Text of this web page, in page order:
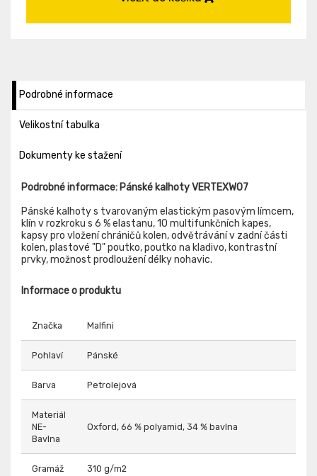
Podrobné informace
Velikostní tabulka
Dokumenty ke stažení
Podrobné informace: Pánské kalhoty VERTEXW07
Pánské kalhoty s tvarovaným elastickým pasovým límcem,
klín v rozkroku s 6 % elastanu, 10 multifunkčních kapes,
kapsy pro vložení chráničů kolen, odvětrávání v zadní části
kolen, plastové "D" poutko, poutko na kladivo, kontrastní
prvky, možnost prodloužení délky nohavic.
Informace o produktu
Značka Malfini
Pohlaví Pánské
Barva Petrolejová
Materiál
NE-
Bavlna
Oxford, 66 % polyamid, 34 % bavlna
Gramáž 310 g/m2